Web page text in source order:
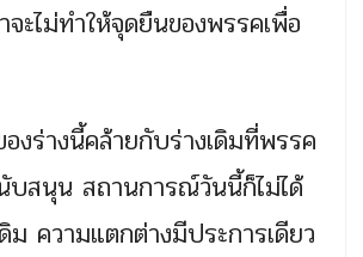
ะไม่ทำให้จุดยืนของพรรคเพื่อ
งร่างนี้คล้ายกับร่างเดิมที่พรรค
บสนุน สถานการณ์วันนี้ก็ไม่ได้
ม ความแตกต่างมีประการเดียว